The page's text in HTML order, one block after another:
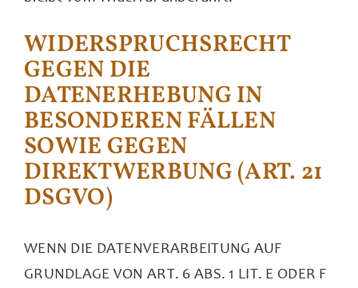
WIDERSPRUCHSRECHT
GEGEN DIE
DATENERHEBUNG IN
BESONDEREN FÄLLEN
SOWIE GEGEN
DIREKTWERBUNG (ART. 21
DSGVO)
WENN DIE DATENVERARBEITUNG AUF
GRUNDLAGE VON ART. 6 ABS. 1 LIT. E ODER F